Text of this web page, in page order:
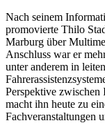
Nach seinem
promovierte Thilo
Marburg über
Anschluss war er
unter anderem in
Perspektive zwischen
macht ihn heute zu
Fachveranstaltungen